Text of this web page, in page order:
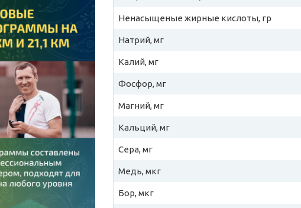
Ненасыщеные жирные кислоты, гр
Натрий, мг
Калий, мг
Фосфор, мг
Магний, мг
Кальций, мг
Сера, мг
Медь, мкг
Бор, мкг